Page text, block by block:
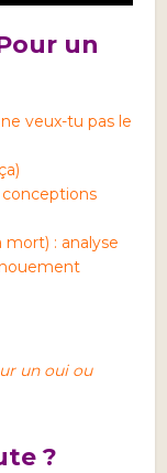
un
veux-tu pas le
: analyse
un oui ou
?